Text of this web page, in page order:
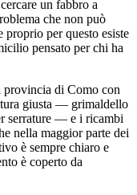
un fabbro a
che non può
proprio per questo esiste
pensato per chi ha
provincia di Como con
giusta — grimaldello
serrature — e i ricambi
nella maggior parte dei
è sempre chiaro e
è coperto da